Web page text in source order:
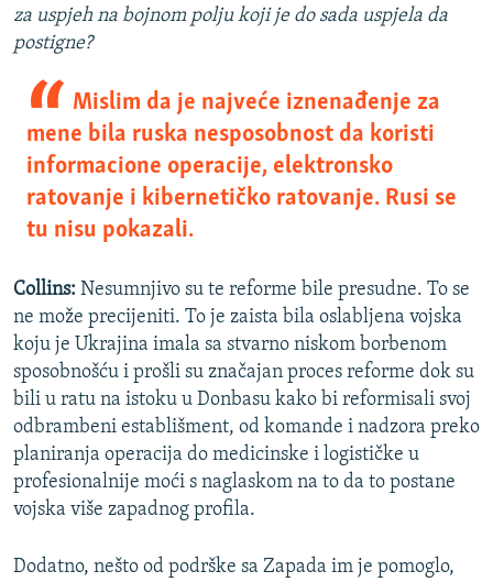
za uspjeh na bojnom polju koji je do sada uspjela da
postigne?
Mislim da je najveće iznenađenje za
mene bila ruska nesposobnost da koristi
informacione operacije, elektronsko
ratovanje i kibernetičko ratovanje. Rusi se
tu nisu pokazali.
Collins: Nesumnjivo su te reforme bile presudne. To se
ne može precijeniti. To je zaista bila oslabljena vojska
koju je Ukrajina imala sa stvarno niskom borbenom
sposobnošću i prošli su značajan proces reforme dok su
bili u ratu na istoku u Donbasu kako bi reformisali svoj
odbrambeni establišment, od komande i nadzora preko
planiranja operacija do medicinske i logističke u
profesionalnije moći s naglaskom na to da to postane
vojska više zapadnog profila.
Dodatno, nešto od podrške sa Zapada im je pomoglo,